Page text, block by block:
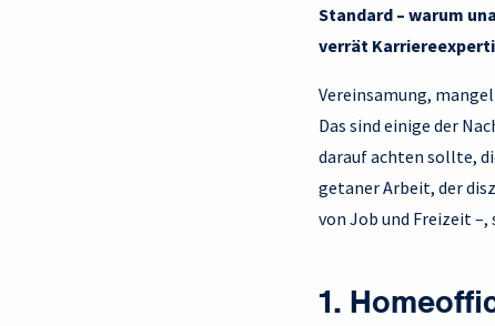
Standard – warum
verrät
Vereinsamung,
Das sind einige der
darauf achten sollte,
getaner Arbeit, der
von Job und Freizeit
1.